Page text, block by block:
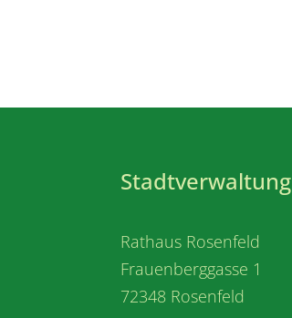
Stadtverwaltung
Rathaus Rosenfeld
Frauenberggasse 1
72348 Rosenfeld